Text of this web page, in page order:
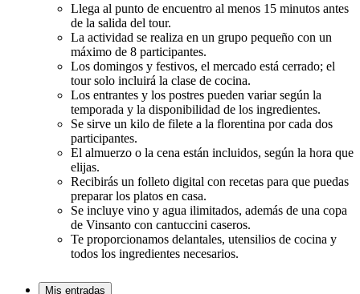
Llega al punto de encuentro al menos 15 minutos antes
de la salida del tour.
La actividad se realiza en un grupo pequeño con un
máximo de 8 participantes.
Los domingos y festivos, el mercado está cerrado; el
tour solo incluirá la clase de cocina.
Los entrantes y los postres pueden variar según la
temporada y la disponibilidad de los ingredientes.
Se sirve un kilo de filete a la florentina por cada dos
participantes.
El almuerzo o la cena están incluidos, según la hora que
elijas.
Recibirás un folleto digital con recetas para que puedas
preparar los platos en casa.
Se incluye vino y agua ilimitados, además de una copa
de Vinsanto con cantuccini caseros.
Te proporcionamos delantales, utensilios de cocina y
todos los ingredientes necesarios.
Mis entradas